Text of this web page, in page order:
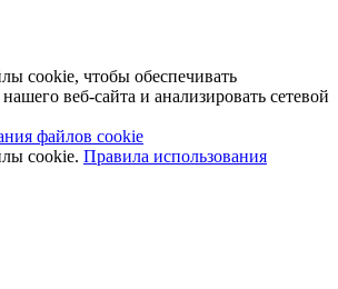
cookie, чтобы обеспечивать
веб-сайта и анализировать сетевой
файлов cookie
cookie. Правила использования